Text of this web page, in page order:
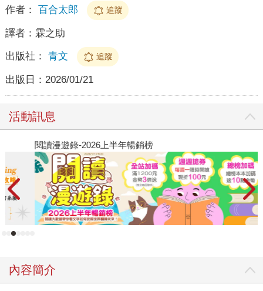
作者： 百合太郎 追蹤
譯者： 霖之助
出版社： 青文 追蹤
出版日： 2026/01/21
活動訊息
閱讀漫遊錄-2026上半年暢銷榜
內容簡介